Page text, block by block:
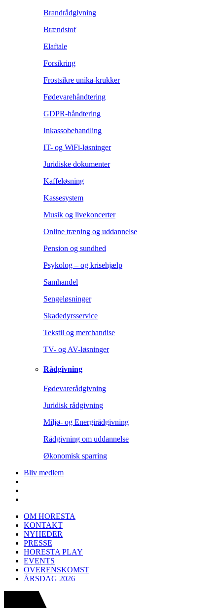
Brandrådgivning
Brændstof
Elaftale
Forsikring
Frostsikre unika-krukker
Fødevarehåndtering
GDPR-håndtering
Inkassobehandling
IT- og WiFi-løsninger
Juridiske dokumenter
Kaffeløsning
Kassesystem
Musik og livekoncerter
Online træning og uddannelse
Pension og sundhed
Psykolog – og krisehjælp
Samhandel
Sengeløsninger
Skadedyrsservice
Tekstil og merchandise
TV- og AV-løsninger
Rådgivning
Fødevarerådgivning
Juridisk rådgivning
Miljø- og Energirådgivning
Rådgivning om uddannelse
Økonomisk sparring
Bliv medlem
OM HORESTA
KONTAKT
NYHEDER
PRESSE
HORESTA PLAY
EVENTS
OVERENSKOMST
ÅRSDAG 2026